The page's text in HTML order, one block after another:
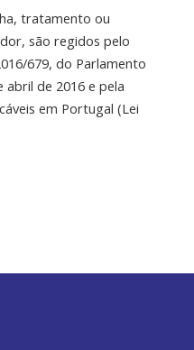
tratamento ou
são regidos pelo
679, do Parlamento
abril de 2016 e pela
em Portugal (Lei